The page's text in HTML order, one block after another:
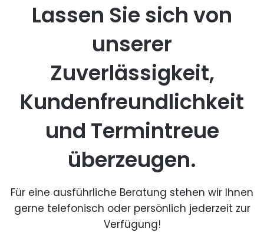
Lassen Sie sich von
unserer
Zuverlässigkeit,
Kundenfreundlichkeit
und Termintreue
überzeugen.
Für eine ausführliche Beratung stehen wir Ihnen
gerne telefonisch oder persönlich jederzeit zur
Verfügung!